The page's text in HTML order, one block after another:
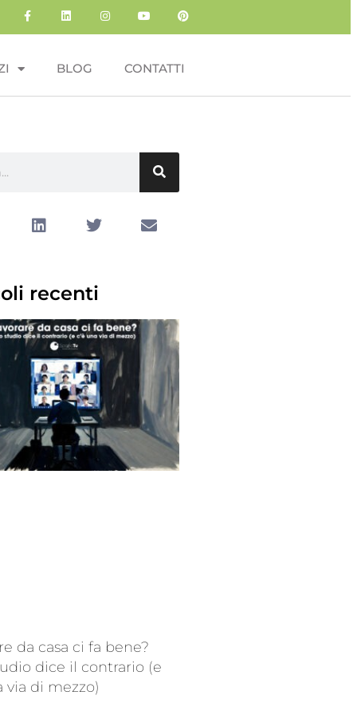
BLOG CONTATTI
recenti
da casa ci fa bene?
dice il contrario (e
via di mezzo)